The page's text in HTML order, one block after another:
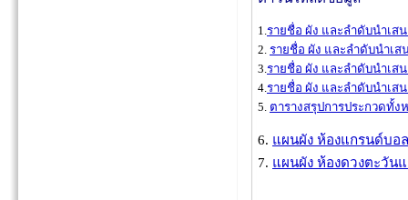
1. รายชื่อ ผัง และลำดับนำเส
2. รายชื่อ ผัง และลำดับนำเ
3. รายชื่อ ผัง และลำดับนำเส
4. รายชื่อ ผัง และลำดับนำเส
5. ตารางสรุปการประกวดทั้ง
6. แผนผัง ห้องแกรนด์บอ
7. แผนผัง ห้องดวงตะวัน